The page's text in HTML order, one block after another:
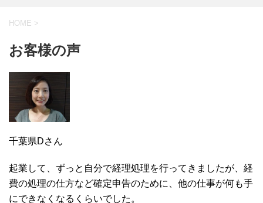
HOME >
お客様の声
千葉県Dさん
起業して、ずっと自分で経理処理を行ってきましたが、経
費の処理の仕方など確定申告のために、他の仕事が何も手
にできなくなるくらいでした。